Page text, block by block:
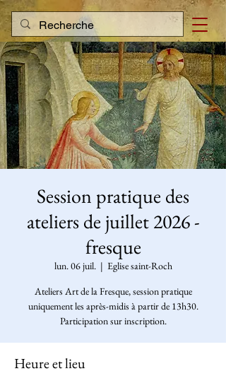
Session pratique des
ateliers de juillet 2026 -
fresque
lun. 06 juil.
  |
Eglise saint-Roch
Ateliers Art de la Fresque, session pratique
uniquement les après-midis à partir de 13h30.
Participation sur inscription.
Heure et lieu